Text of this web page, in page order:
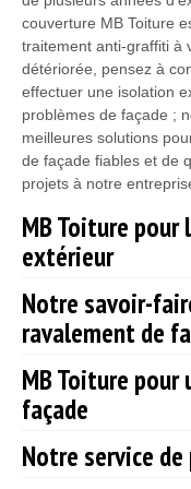
couverture MB Toiture
traitement anti-graffiti à
détériorée, pensez à
effectuer une isolation
problèmes de façade ;
meilleures solutions
de façade fiables et de
projets à notre
MB Toiture
extérieur
La façade est
intempéries pour
apporter les soins
extérieur améliorera
permettra à votre
plus, si votre façade
Ainsi, pour vos
Notre savoir-
ravalement de
Notre entreprise MB
la couverture. Le
nous maîtrisons à la
et des compétences
travaux de
MB Toiture
façade
Notre entreprise de
Notre service